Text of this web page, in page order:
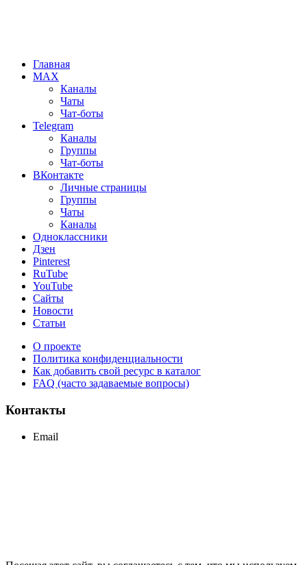
Главная
MAX
Каналы
Чаты
Чат-боты
Telegram
Каналы
Группы
Чат-боты
ВКонтакте
Личные страницы
Группы
Чаты
Каналы
Одноклассники
Дзен
Pinterest
RuTube
YouTube
Сайты
Новости
Статьи
О проекте
Политика конфиденциальности
Как добавить свой ресурс в каталог
FAQ (часто задаваемые вопросы)
Контакты
Email